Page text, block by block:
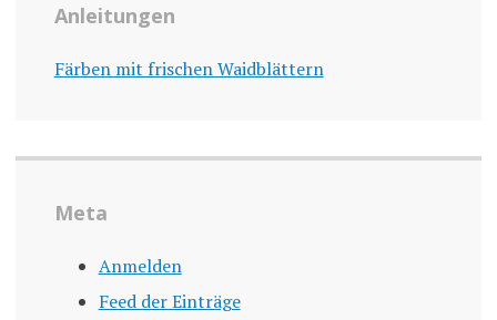
Anleitungen
Färben mit frischen Waidblättern
Meta
Anmelden
Feed der Einträge